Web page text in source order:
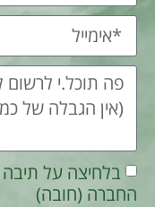
בלחיצה על
החברה (חובה)